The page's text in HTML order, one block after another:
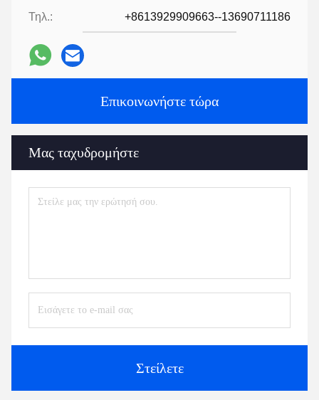
Τηλ.: +8613929909663--13690711186
Επικοινωνήστε τώρα
Μας ταχυδρομήστε
Στείλετε